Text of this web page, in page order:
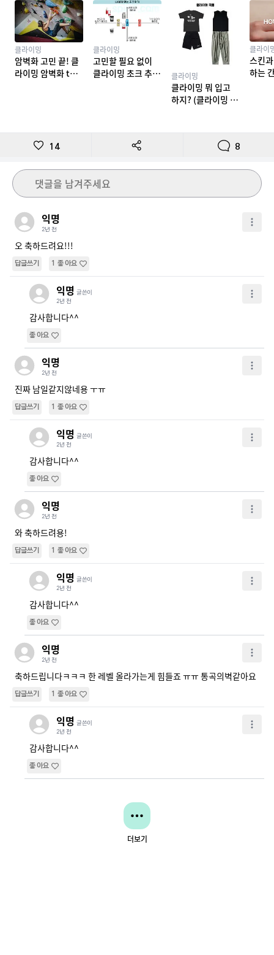
클라이밍
암벽화 고민 끝! 클
라이밍 암벽화 top
클라이밍
고민할 필요 없이
클라이밍 초크 추천
클라이밍
클라이밍 뭐 입고
하지? (클라이밍 복
클라이
스킨
하는
14 8
댓글을 남겨주세요
익명
2년 전
오 축하드려요!!!
답글쓰기 1 좋아요
익명 글쓴이
2년 전
감사합니다^^
좋아요
익명
2년 전
진짜 남일같지않네용 ㅜㅠ
답글쓰기 1 좋아요
익명 글쓴이
2년 전
감사합니다^^
좋아요
익명
2년 전
와 축하드려용!
답글쓰기 1 좋아요
익명 글쓴이
2년 전
감사합니다^^
좋아요
익명
2년 전
축하드립니다ㅋㅋㅋ 한 레벨 올라가는게 힘들죠 ㅠㅠ 통곡의벽같아요
답글쓰기 1 좋아요
익명 글쓴이
2년 전
감사합니다^^
좋아요
더보기